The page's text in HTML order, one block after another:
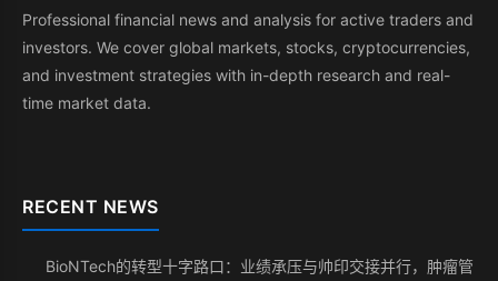
Professional financial news and analysis for active traders and
investors. We cover global markets, stocks, cryptocurrencies,
and investment strategies with in-depth research and real-
time market data.
RECENT NEWS
BioNTech的转型十字路口：业绩承压与帅印交接并行，肿瘤管